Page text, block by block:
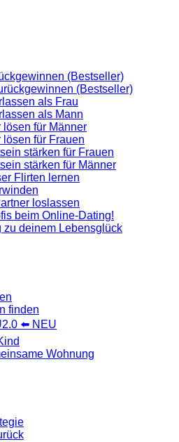
(Bestseller)
(Bestseller)
als Frau
als Mann
lösen für Männer
lösen für Frauen
stärken für Frauen
stärken für Männer
Flirten lernen
loslassen
beim Online-Dating!
zu deinem Lebensglück
finden
⬅️ NEU
Wohnung